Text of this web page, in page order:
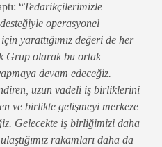
“Tedarikçilerimizle
operasyonel
yarattığımız değeri de her
Grup olarak bu ortak
devam edeceğiz.
uzun vadeli iş birliklerini
ve birlikte gelişmeyi merkeze
Gelecekte iş birliğimizi daha
rakamları daha da